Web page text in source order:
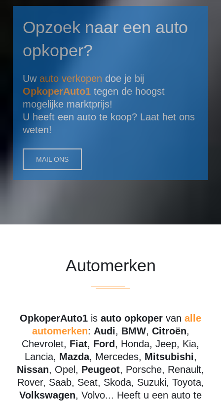
Opzoek naar een auto
opkoper?
Uw auto verkopen doe je bij
OpkoperAuto1 tegen de hoogst
mogelijke marktprijs!
U heeft een auto te koop? Laat het ons
weten!
MAIL ONS
Automerken
OpkoperAuto1 is auto opkoper van alle
automerken: Audi, BMW, Citroën,
Chevrolet, Fiat, Ford , Honda, Jeep, Kia,
Lancia, Mazda, Mercedes, Mitsubishi,
Nissan, Opel, Peugeot, Porsche, Renault,
Rover, Saab, Seat, Skoda, Suzuki, Toyota,
Volkswagen, Volvo... Heeft u een auto te